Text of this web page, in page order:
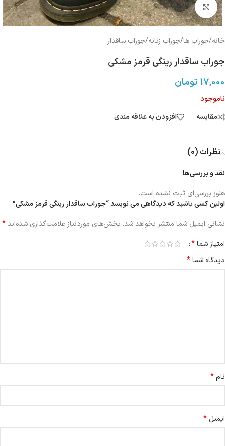
بزرگنمایی تصویر
خانه/جوراب ها/جوراب زنانه/جوراب ساقدار
جوراب ساقدار رینگی قرمز مشکی
17,000 تومان
ناموجود
مقایسه
افزودن به علاقه مندی
نظرات (0)
نقد و بررسی‌ها
هنوز بررسی‌ای ثبت نشده است.
اولین کسی باشید که دیدگاهی می نویسد “جوراب ساقدار رینگی قرمز مشکی”
نشانی ایمیل شما منتشر نخواهد شد. بخش‌های موردنیاز علامت‌گذاری شده‌اند*
امتیاز شما*
دیدگاه شما*
نام*
ایمیل *